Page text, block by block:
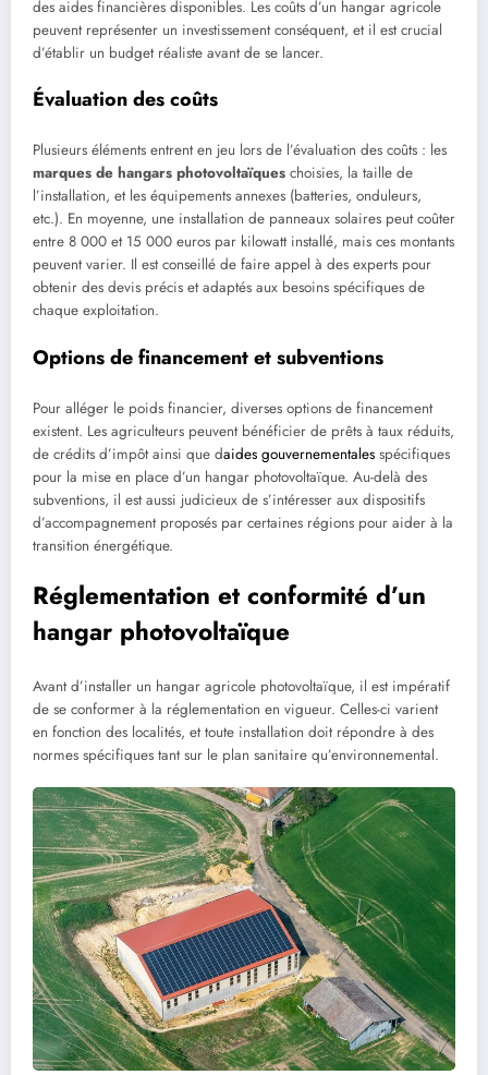
des aides financières disponibles. Les coûts d’un hangar agricole
peuvent représenter un investissement conséquent, et il est crucial
d’établir un budget réaliste avant de se lancer.
Évaluation des coûts
Plusieurs éléments entrent en jeu lors de l’évaluation des coûts : les
marques de hangars photovoltaïques choisies, la taille de
l’installation, et les équipements annexes (batteries, onduleurs,
etc.). En moyenne, une installation de panneaux solaires peut coûter
entre 8 000 et 15 000 euros par kilowatt installé, mais ces montants
peuvent varier. Il est conseillé de faire appel à des experts pour
obtenir des devis précis et adaptés aux besoins spécifiques de
chaque exploitation.
Options de financement et subventions
Pour alléger le poids financier, diverses options de financement
existent. Les agriculteurs peuvent bénéficier de prêts à taux réduits,
de crédits d’impôt ainsi que daides gouvernementales spécifiques
pour la mise en place d’un hangar photovoltaïque. Au-delà des
subventions, il est aussi judicieux de s’intéresser aux dispositifs
d’accompagnement proposés par certaines régions pour aider à la
transition énergétique.
Réglementation et conformité d’un
hangar photovoltaïque
Avant d’installer un hangar agricole photovoltaïque, il est impératif
de se conformer à la réglementation en vigueur. Celles-ci varient
en fonction des localités, et toute installation doit répondre à des
normes spécifiques tant sur le plan sanitaire qu’environnemental.